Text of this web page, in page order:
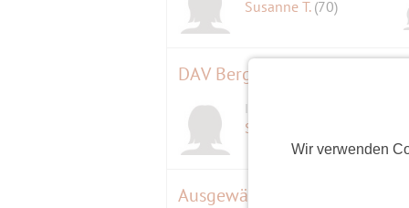
Wir verwenden
Susanne T. (70)
DAV Bergvisionen - Broad
Initiatorin
Signalkuppe
Ausgewählte Spiele - heute: 7